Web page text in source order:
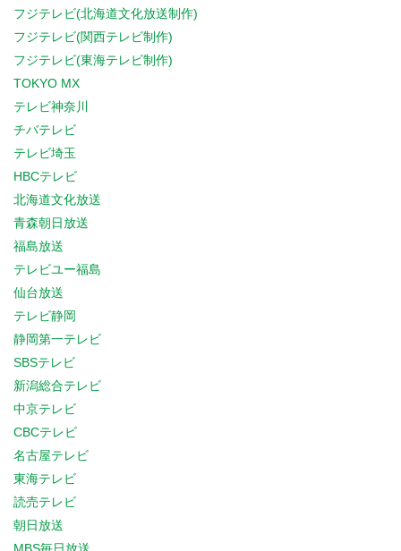
フジテレビ(北海道文化放送制作)
フジテレビ(関西テレビ制作)
フジテレビ(東海テレビ制作)
TOKYO MX
テレビ神奈川
チバテレビ
テレビ埼玉
HBCテレビ
北海道文化放送
青森朝日放送
福島放送
テレビユー福島
仙台放送
テレビ静岡
静岡第一テレビ
SBSテレビ
新潟総合テレビ
中京テレビ
CBCテレビ
名古屋テレビ
東海テレビ
読売テレビ
朝日放送